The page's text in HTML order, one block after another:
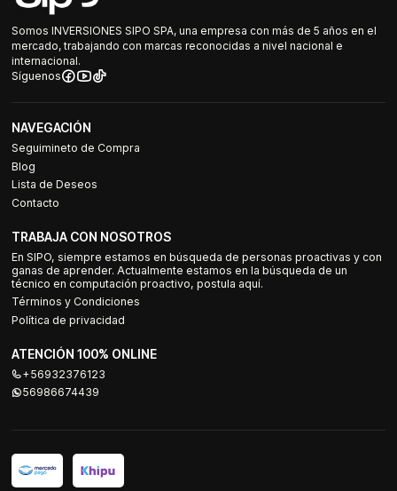
Somos INVERSIONES SIPO SPA, una empresa con más de 5 años en el
mercado, trabajando con marcas reconocidas a nivel nacional e
internacional.
Síguenos
NAVEGACIÓN
Seguimineto de Compra
Blog
Lista de Deseos
Contacto
TRABAJA CON NOSOTROS
En SIPO, siempre estamos en búsqueda de personas proactivas y con
ganas de aprender. Actualmente estamos en la búsqueda de un
técnico en computación proactivo, postula aquí.
Términos y Condiciones
Política de privacidad
ATENCIÓN 100% ONLINE
+56932376123
56986674439